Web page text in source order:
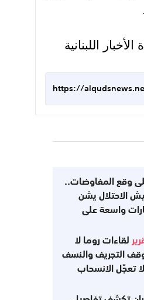
اللبنانية
https://
وقع المفاوضات..
الاحتلال يشن
واسعة على
لقاءات روما لا
التجريف والنسف
تعجّل الانسحاب